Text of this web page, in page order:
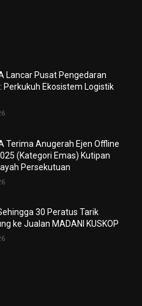
Lancar Pusat Pengedaran
Perkukuh Ekosistem Logistik
Terima Anugerah Ejen Offline
(Kategori Emas) Kutipan
Persekutuan
30 Peratus Tarik
ke Jualan MADANI KUSKOP